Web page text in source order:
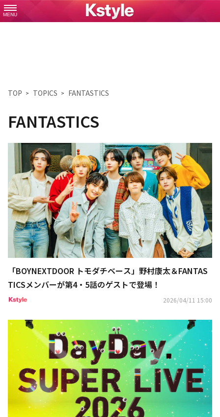
MENU
TOP TOPICS FANTASTICS
FANTASTICS
「BOYNEXTDOOR トモダチベース」野村康太＆FANTAS
TICSメンバーが第4・5話のゲストで登場！
2026/04/11 15:00